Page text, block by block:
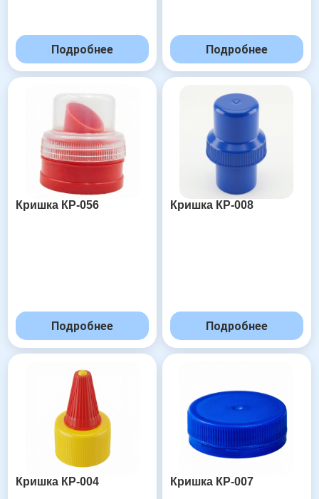
Подробнее Подробнее
Кришка КР-056
Подробнее
Кришка КР-008
Подробнее
Кришка КР-004 Кришка КР-007